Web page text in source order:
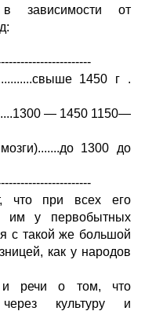
зависимости от
1450 г .
— 1450 1150—
1300 до
что при всех его
им у первобытных
с такой же большой
как у народов
речи о том, что
культуру и